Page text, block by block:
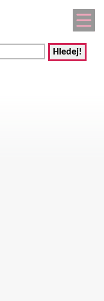
Hledej!